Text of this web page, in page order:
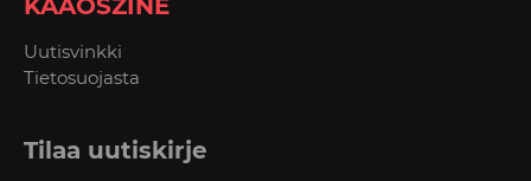
KAAOSZINE
Uutisvinkki
Tietosuojasta
Tilaa uutiskirje